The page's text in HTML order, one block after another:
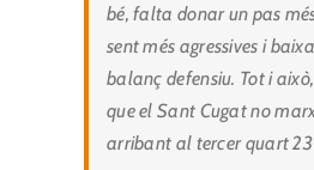
bé, falta donar un pas
sent més agressives i
balanç defensiu. Tot i
que el Sant Cugat no
arribant al tercer quart